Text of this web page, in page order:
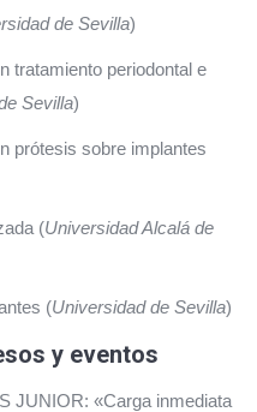
de Sevilla)
tratamiento periodontal e
Sevilla)
prótesis sobre implantes
(Universidad Alcalá de
(Universidad de Sevilla)
y eventos
JUNIOR: «Carga inmediata